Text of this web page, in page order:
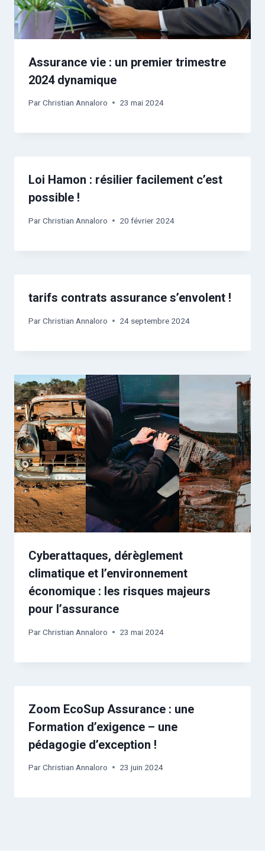
Assurance vie : un premier trimestre
2024 dynamique
ParChristian Annaloro 23 mai 2024
Loi Hamon : résilier facilement c’est
possible !
ParChristian Annaloro 20 février 2024
tarifs contrats assurance s’envolent !
ParChristian Annaloro 24 septembre 2024
Cyberattaques, dérèglement
climatique et l’environnement
économique : les risques majeurs
pour l’assurance
ParChristian Annaloro 23 mai 2024
Zoom EcoSup Assurance : une
Formation d’exigence – une
pédagogie d’exception !
ParChristian Annaloro 23 juin 2024